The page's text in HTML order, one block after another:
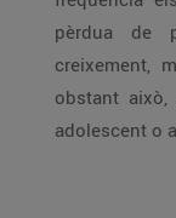
pèrdua de
creixement,
obstant
adolescent o